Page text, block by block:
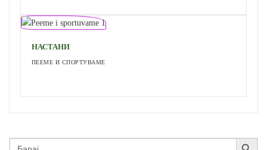
НАСТАНИ
ПЕЕМЕ И СПОРТУВАМЕ
Search
Search Button